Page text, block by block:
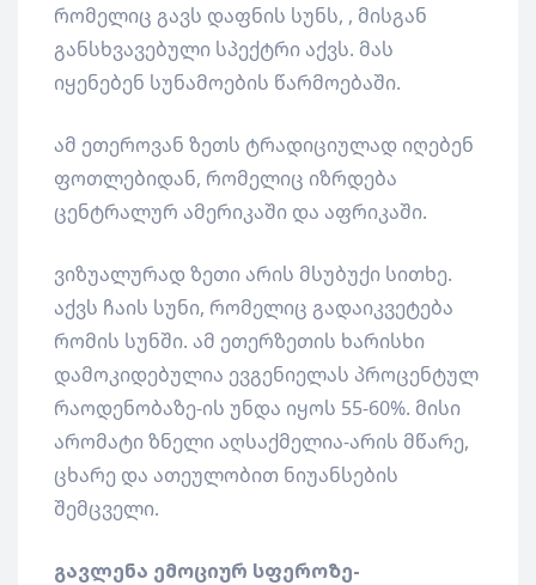
რომელიც გავს დაფნის სუნს, , მისგან
განსხვავებული სპექტრი აქვს. მას
იყენებენ სუნამოების წარმოებაში.
ამ ეთეროვან ზეთს ტრადიციულად იღებენ
ფოთლებიდან, რომელიც იზრდება
ცენტრალურ ამერიკაში და აფრიკაში.
ვიზუალურად ზეთი არის მსუბუქი სითხე.
აქვს ჩაის სუნი, რომელიც გადაიკვეტება
რომის სუნში. ამ ეთერზეთის ხარისხი
დამოკიდებულია ევგენიელას პროცენტულ
რაოდენობაზე-ის უნდა იყოს 55-60%. მისი
არომატი ზნელი აღსაქმელია-არის მწარე,
ცხარე და ათეულობით ნიუანსების
შემცველი.
გავლენა ემოციურ სფეროზე-